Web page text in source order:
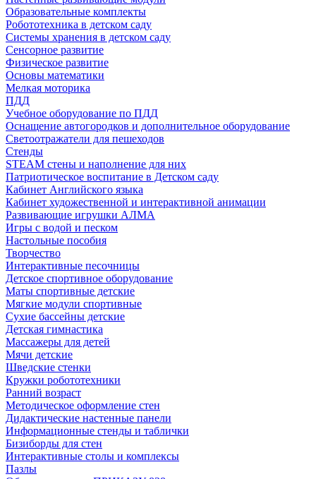
Образовательные комплекты
Робототехника в детском саду
Системы хранения в детском саду
Сенсорное развитие
Физическое развитие
Основы математики
Мелкая моторика
ПДД
Учебное оборудование по ПДД
Оснащение автогородков и дополнительное оборудование
Светоотражатели для пешеходов
Стенды
STEAM стены и наполнение для них
Патриотическое воспитание в Детском саду
Кабинет Английского языка
Кабинет художественной и интерактивной анимации
Развивающие игрушки АЛМА
Игры с водой и песком
Настольные пособия
Творчество
Интерактивные песочницы
Детское спортивное оборудование
Маты спортивные детские
Мягкие модули спортивные
Сухие бассейны детские
Детская гимнастика
Массажеры для детей
Мячи детские
Шведские стенки
Кружки робототехники
Ранний возраст
Методическое оформление стен
Дидактические настенные панели
Информационные стенды и таблички
Бизиборды для стен
Интерактивные столы и комплексы
Пазлы